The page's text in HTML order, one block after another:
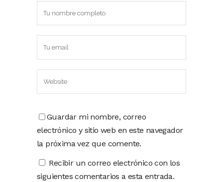
Guardar mi nombre, correo
electrónico y sitio web en este navegador
la próxima vez que comente.
Recibir un correo electrónico con los
siguientes comentarios a esta entrada.